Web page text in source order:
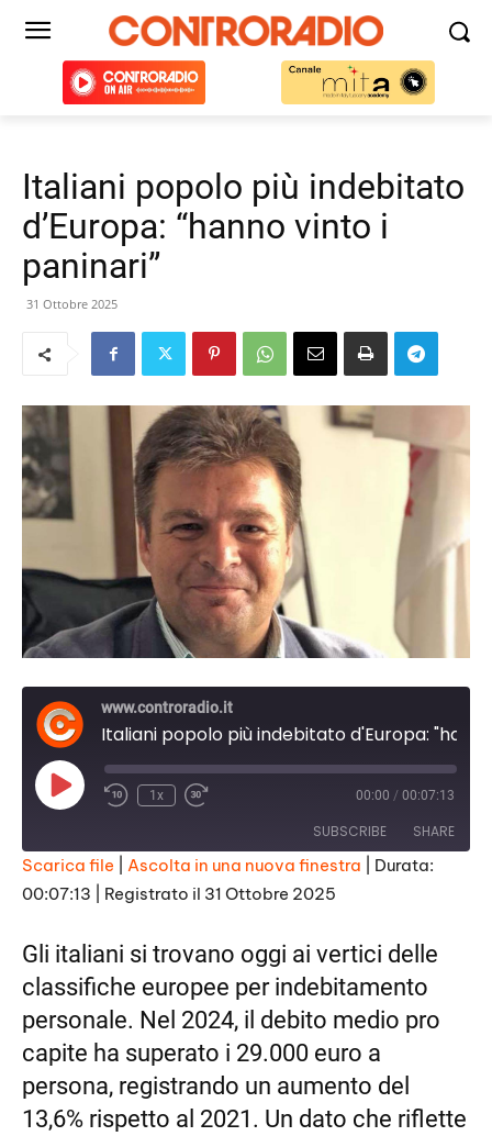
Italiani popolo più indebitato
d’Europa: “hanno vinto i
paninari”
31 Ottobre 2025
www.controradio.it
Play
Episode
1x 00:00 / 00:07:13
SUBSCRIBE SHARE
SHARE
LINK
EMBED
Scarica file Ascolta in una nuova finestra
Durata:
00:07:13
Registrato il 31 Ottobre 2025
Gli italiani si trovano oggi ai vertici delle
classifiche europee per indebitamento
personale. Nel 2024, il debito medio pro
capite ha superato i 29.000 euro a
persona, registrando un aumento del
13,6% rispetto al 2021. Un dato che riflette